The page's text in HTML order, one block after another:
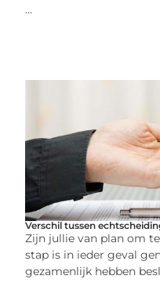
...
Verschil tussen
Zijn jullie van plan om
stap is in ieder geval
gezamenlijk hebben